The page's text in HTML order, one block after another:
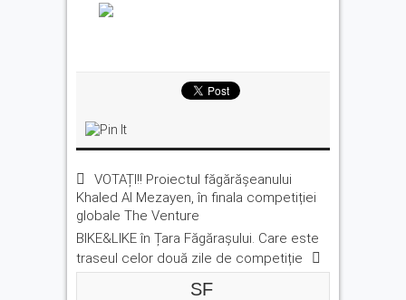
VOTAȚI!! Proiectul făgărășeanului
Khaled Al Mezayen, în finala competiției
globale The Venture
BIKE&LIKE în Țara Făgărașului. Care este
traseul celor două zile de competiție
SF